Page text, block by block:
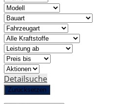
Detailsuche
Zurücksetzen